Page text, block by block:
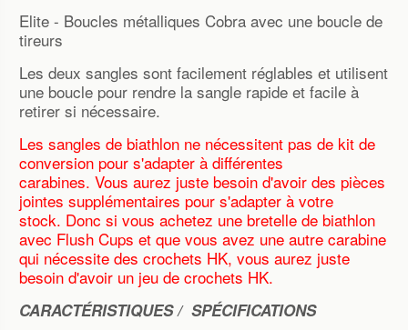
Elite - Boucles métalliques Cobra avec une boucle de
tireurs
Les deux sangles sont facilement réglables et utilisent
une boucle pour rendre la sangle rapide et facile à
retirer si nécessaire.
Les sangles de biathlon ne nécessitent pas de kit de
conversion pour s'adapter à différentes
carabines. Vous aurez juste besoin d'avoir des pièces
jointes supplémentaires pour s'adapter à votre
stock. Donc si vous achetez une bretelle de biathlon
avec Flush Cups et que vous avez une autre carabine
qui nécessite des crochets HK, vous aurez juste
besoin d'avoir un jeu de crochets HK.
CARACTÉRISTIQUES / SPÉCIFICATIONS